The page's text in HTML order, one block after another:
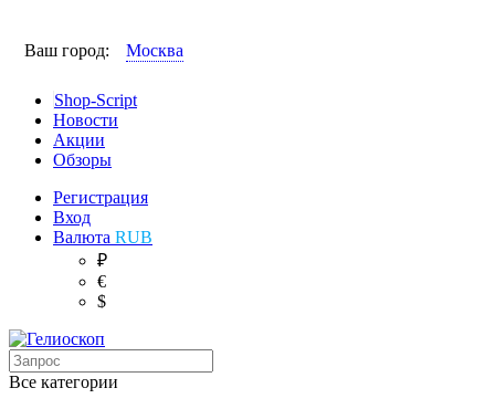
Ваш город: Москва
Shop-Script
Новости
Акции
Обзоры
Регистрация
Вход
Валюта RUB
₽
€
$
Все категории